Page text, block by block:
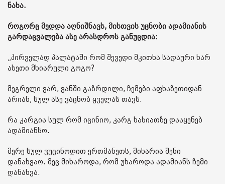
ნახა.
როგორც მედდა აღნიშნავს, მისთვის უცნობი ადამიანის
გარდაცვალება ასე არასდროს განუცდია:
„პირველად პალატაში რომ შევედი მკითხა სადაური ხარ
ასეთი მხიარული გოგო?
მეგრელი ვარ, ვანში გაზრდილი, ჩემები აფხაზეთიდან
არიან, სულ ასე ვაცნობ ყველას თავს.
რა კარგია სულ რომ იცინიო, კარგ ხასიათზე დააყენებ
ადამიანსო.
მერე სულ ვუცინოდით ერთმანეთს, მიხარია შენი
დანახვაო. მეც მიხაროდა, რომ უხაროდა ადამიანს ჩემი
დანახვა.